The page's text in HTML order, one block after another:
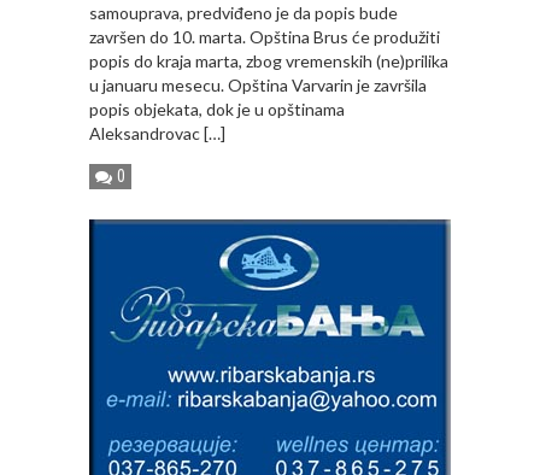
samouprava, predviđeno je da popis bude
završen do 10. marta. Opština Brus će produžiti
popis do kraja marta, zbog vremenskih (ne)prilika
u januaru mesecu. Opština Varvarin je završila
popis objekata, dok je u opštinama
Aleksandrovac […]
0